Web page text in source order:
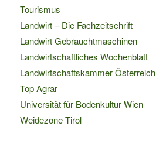
Tourismus
Landwirt – Die Fachzeitschrift
Landwirt Gebrauchtmaschinen
Landwirtschaftliches Wochenblatt
Landwirtschaftskammer Österreich
Top Agrar
Universität für Bodenkultur Wien
Weidezone Tirol